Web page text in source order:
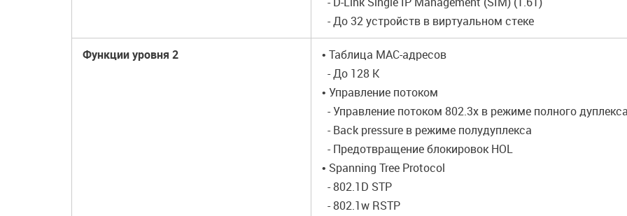
- До 32 устройств в виртуальном стеке
Функции уровня 2
• Таблица МАС-адресов
- До 128 К
• Управление потоком
- Управление потоком 802.3х в режиме полного
- Back pressure в режиме полудуплекса
- Предотвращение блокировок HOL
• Spanning Tree Protocol
- 802.1D STP
- 802.1w RSTP